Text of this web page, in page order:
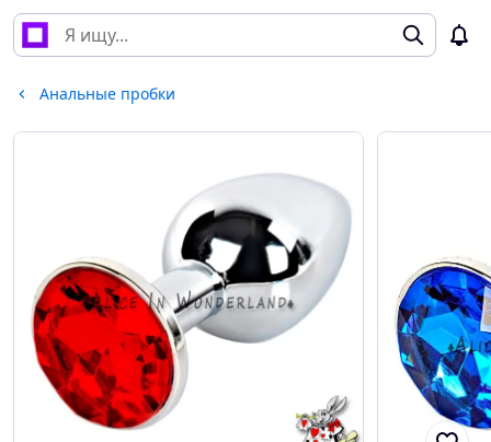
Анальные пробки